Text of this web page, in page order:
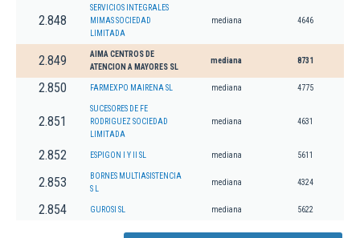
2.848
SERVICIOS INTEGRALES
MIMAS SOCIEDAD
LIMITADA
mediana 4646
2.849
AIMA CENTROS DE
ATENCION A MAYORES SL
mediana 8731
2.850 FARMEXPO MAIRENA SL mediana 4775
2.851
SUCESORES DE FE
RODRIGUEZ SOCIEDAD
LIMITADA
mediana 4631
2.852 ESPIGON I Y II SL mediana 5611
2.853
BORNES MULTIASISTENCIA
S L
mediana 4324
2.854 GUROSI SL mediana 5622